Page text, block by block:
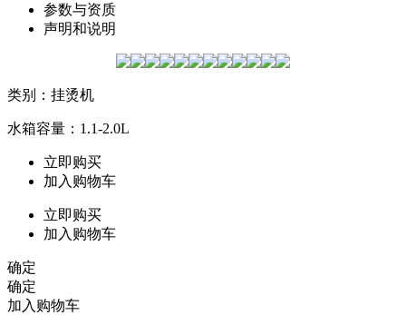
参数与资质
声明和说明
类别：挂烫机
水箱容量：1.1-2.0L
立即购买
加入购物车
立即购买
加入购物车
确定
确定
加入购物车